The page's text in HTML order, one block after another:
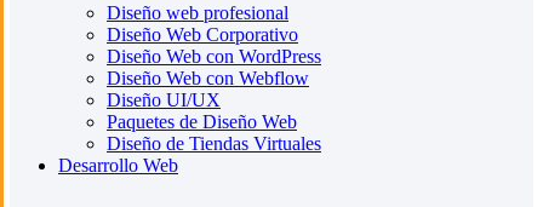
Diseño web profesional
Diseño Web Corporativo
Diseño Web con WordPress
Diseño Web con Webflow
Diseño UI/UX
Paquetes de Diseño Web
Diseño de Tiendas Virtuales
Desarrollo Web